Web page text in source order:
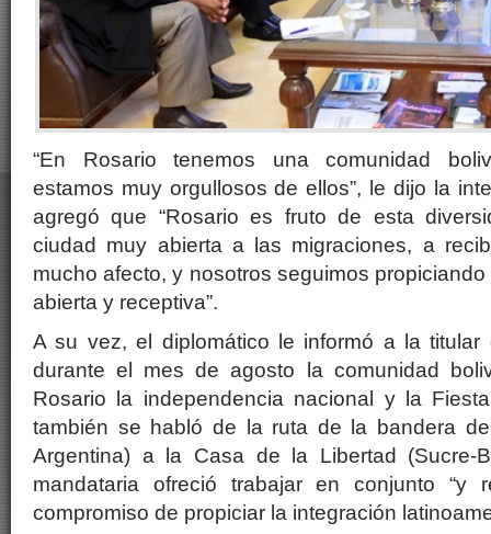
“En Rosario tenemos una comunidad
estamos muy orgullosos de ellos”, le dijo la
agregó que “Rosario es fruto de esta
ciudad muy abierta a las migraciones, a
mucho afecto, y nosotros seguimos
abierta y receptiva”.
A su vez, el diplomático le informó a la titular
durante el mes de agosto la comunidad
Rosario la independencia nacional y la
también se habló de la ruta de la bandera
Argentina) a la Casa de la Libertad (Sucre-
mandataria ofreció trabajar en conjunto “y
compromiso de propiciar la integración